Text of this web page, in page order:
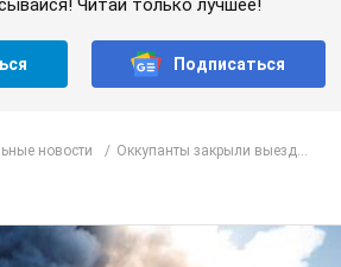
Читай только лучшее!
Подписаться
новости Оккупанты закрыли выезд...